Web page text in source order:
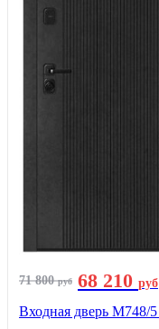
71 800руб 68 210 руб
Входная дверь М748/